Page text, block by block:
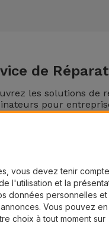
de
les solutions de
pour
vous devez tenir
l'utilisation et la
données personnelles et
Vous pouvez en
choix à tout moment sur